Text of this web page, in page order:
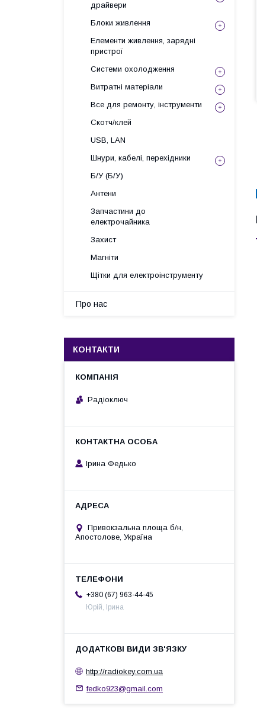
драйвери
Блоки живлення
Елементи живлення, зарядні
пристрої
Системи охолодження
Витратні матеріали
Все для ремонту, інструменти
Скотч/клей
USB, LAN
Шнури, кабелі, перехідники
Б/У (Б/У)
Антени
Запчастини до
електрочайника
Захист
Магніти
Щітки для електроінструменту
Про нас
КОНТАКТИ
Радіоключ
Ірина Федько
Привокзальна площа б/н,
Апостолове, Україна
+380 (67) 963-44-45
Юрій, Ірина
http://radiokey.com.ua
fedko923@gmail.com